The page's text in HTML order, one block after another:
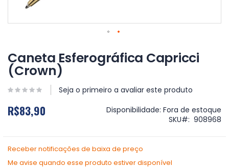
para
o
início
da
Galeria
imagens
Caneta Esferográfica Capricci
(Crown)
Seja o primeiro a avaliar este produto
R$83,90 Disponibilidade: Fora de estoque
SKU
908968
Receber notificações de baixa de preço
Me avise quando esse produto estiver disponível